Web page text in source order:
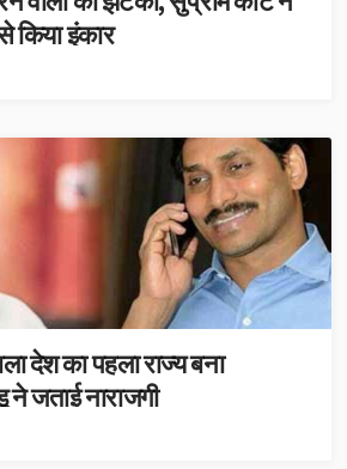
किया इंकार
देश का पहला राज्य बना
जताई नाराजगी